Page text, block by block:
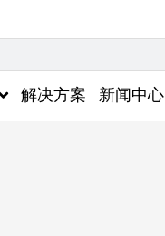
解决方案 新闻中心